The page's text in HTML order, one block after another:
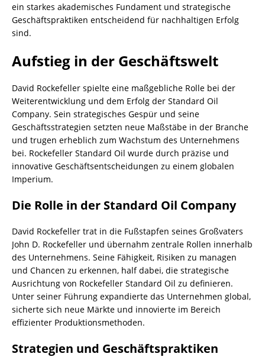
ein starkes akademisches Fundament und strategische
Geschäftspraktiken entscheidend für nachhaltigen Erfolg
sind.
Aufstieg in der Geschäftswelt
David Rockefeller spielte eine maßgebliche Rolle bei der
Weiterentwicklung und dem Erfolg der Standard Oil
Company. Sein strategisches Gespür und seine
Geschäftsstrategien setzten neue Maßstäbe in der Branche
und trugen erheblich zum Wachstum des Unternehmens
bei. Rockefeller Standard Oil wurde durch präzise und
innovative Geschäftsentscheidungen zu einem globalen
Imperium.
Die Rolle in der Standard Oil Company
David Rockefeller trat in die Fußstapfen seines Großvaters
John D. Rockefeller und übernahm zentrale Rollen innerhalb
des Unternehmens. Seine Fähigkeit, Risiken zu managen
und Chancen zu erkennen, half dabei, die strategische
Ausrichtung von Rockefeller Standard Oil zu definieren.
Unter seiner Führung expandierte das Unternehmen global,
sicherte sich neue Märkte und innovierte im Bereich
effizienter Produktionsmethoden.
Strategien und Geschäftspraktiken